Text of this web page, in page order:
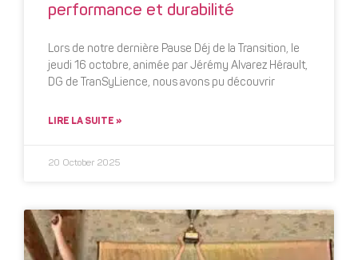
performance et durabilité
Lors de notre dernière Pause Déj de la Transition, le
jeudi 16 octobre, animée par Jérémy Alvarez Hérault,
DG de TranSyLience, nous avons pu découvrir
LIRE LA SUITE »
20 October 2025